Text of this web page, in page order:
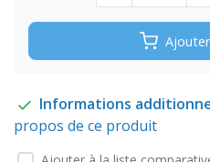
Informations
propos de ce produit